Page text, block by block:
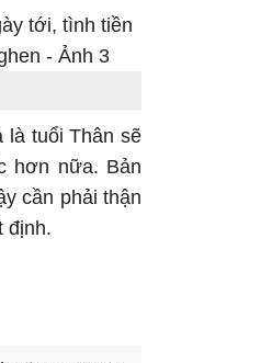
là tuổi Thân sẽ
hơn nữa. Bản
cần phải thận
định.